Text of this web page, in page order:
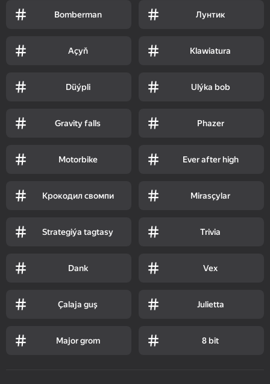
Bomberman Лунтик
Açyň Klawiatura
Düýpli Ulýka bob
Gravity falls Phazer
Motorbike Ever after high
Крокодил свомпи Mirasçylar
Strategiýa tagtasy Trivia
Dank Vex
Çalaja guş Julietta
Major grom 8 bit